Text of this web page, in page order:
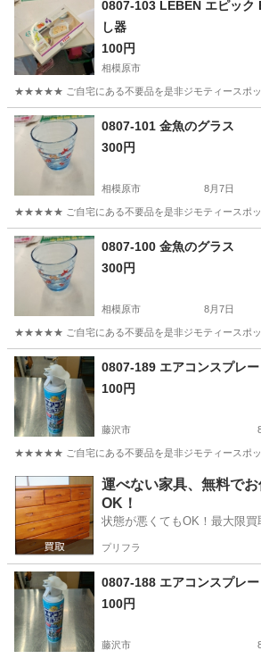
0807-103 LEBEN エピック
し器
100円
相模原市
★★★★★ ご自宅にある不要品を是非ジモティースポッ
神奈川 相模原市 調理器具 LEBEN
0807-101 金魚のグラス
300円
相模原市 8月7日
★★★★★ ご自宅にある不要品を是非ジモティースポッ
神奈川 相模原市 金魚
0807-100 金魚のグラス
300円
相模原市 8月7日
★★★★★ ご自宅にある不要品を是非ジモティースポッ
神奈川 相模原市0807-189 エアコンスプレ
100円
藤沢市
★★★★★ ご自宅にある不要品を是非ジモティースポッ
神奈川 藤沢市 家庭用品 スプレー
運べない家具、無料で
OK！
状態が悪くてもOK！最大限買
プリフラ
0807-188 エアコンスプレ
100円
藤沢市